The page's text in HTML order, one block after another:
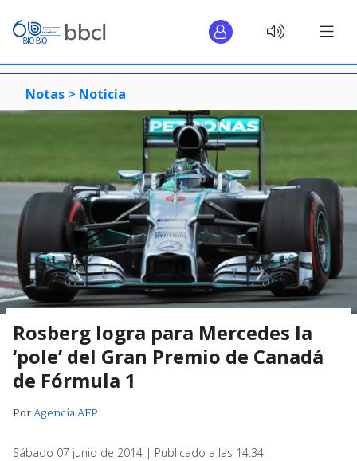
Notas > Noticia
Rosberg logra para Mercedes la
‘pole’ del Gran Premio de Canadá
de Fórmula 1
PorAgencia AFP
Sábado 07 junio de 2014 | Publicado a las 14:34